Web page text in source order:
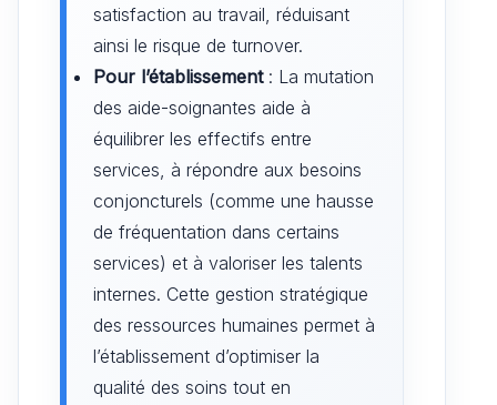
satisfaction au travail, réduisant
ainsi le risque de turnover.
Pour l’établissement: La mutation
des aide-soignantes aide à
équilibrer les effectifs entre
services, à répondre aux besoins
conjoncturels (comme une hausse
de fréquentation dans certains
services) et à valoriser les talents
internes. Cette gestion stratégique
des ressources humaines permet à
l’établissement d’optimiser la
qualité des soins tout en